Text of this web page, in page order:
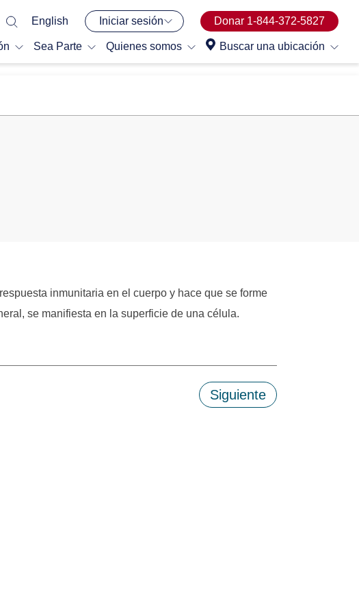
Sea Parte Quienes somos Buscar una ubicación
English Iniciar sesión Donar 1-844-372-5827
inmunitaria en el cuerpo y hace que se forme
se manifiesta en la superficie de una célula.
Siguiente